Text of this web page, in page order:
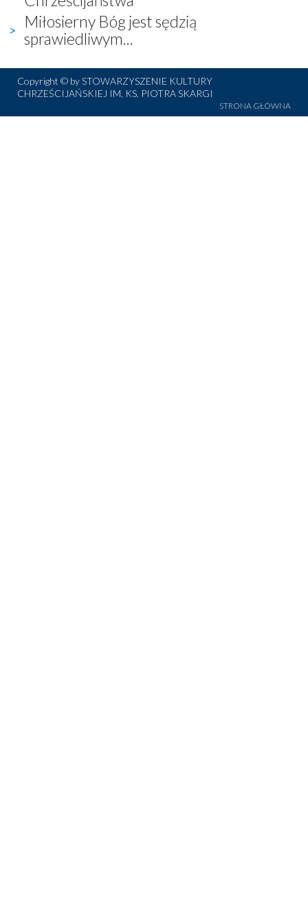
Miłosierny Bóg jest sędzią
sprawiedliwym...
Copyright © by STOWARZYSZENIE KULTURY
CHRZEŚCIJAŃSKIEJ IM. KS. PIOTRA SKARGI
STRONA GŁÓWNA